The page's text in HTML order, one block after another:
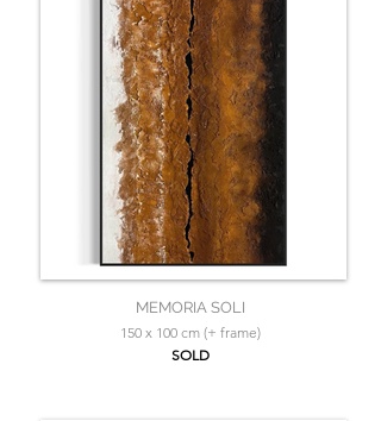
MEMORIA SOLI
150 x 100 cm (+ frame)
SOLD